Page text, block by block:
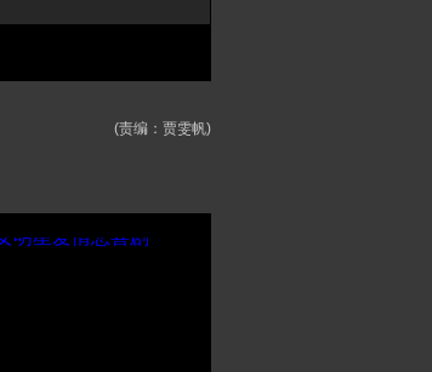
(责编：贾雯帆)